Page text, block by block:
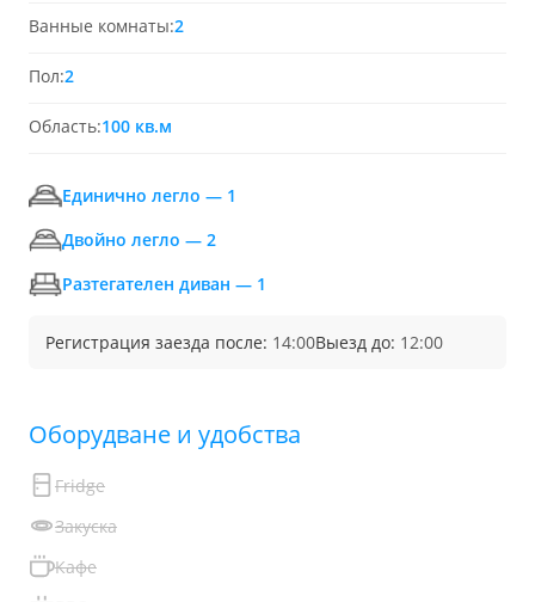
Ванные комнаты:2
Пол:2
Область:100 кв.м
Единично легло — 1
Двойно легло — 2
Разтегателен диван — 1
Регистрация заезда после: 14:00Выезд до: 12:00
Обoрудване и удобства
Fridge
Закуска
Кафе